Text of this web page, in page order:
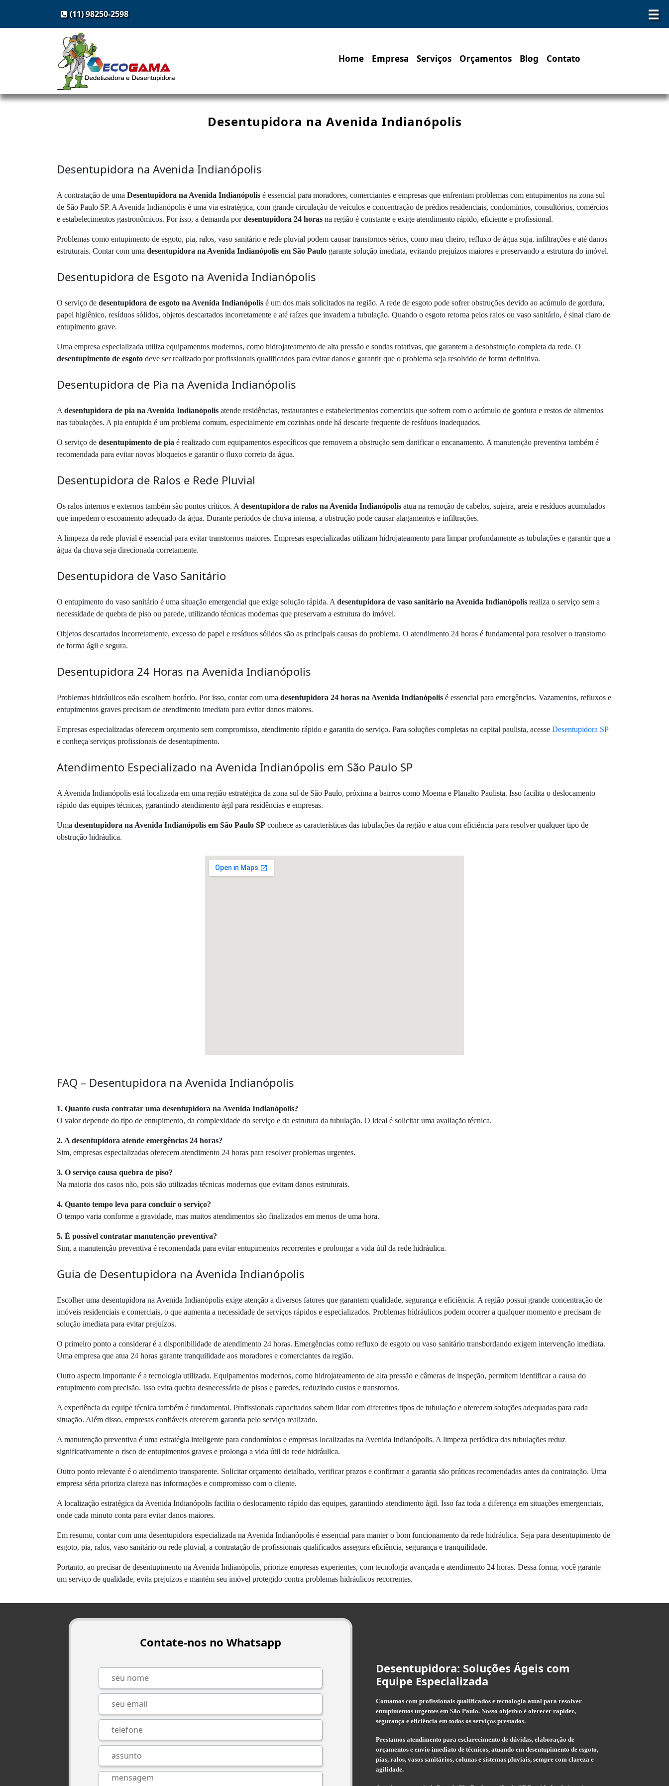
☰
(11) 98250-2598
Home Empresa Serviços Orçamentos Blog Contato
Desentupidora na Avenida Indianópolis
Desentupidora na Avenida Indianópolis
A contratação de uma Desentupidora na Avenida Indianópolis é essencial para moradores, comerciantes e empresas que enfrentam problemas com entupimentos na zona sul
de São Paulo SP. A Avenida Indianópolis é uma via estratégica, com grande circulação de veículos e concentração de prédios residenciais, condomínios, consultórios, comércios
e estabelecimentos gastronômicos. Por isso, a demanda pordesentupidora 24 horas na região é constante e exige atendimento rápido, eficiente e profissional.
Problemas como entupimento de esgoto, pia, ralos, vaso sanitário e rede pluvial podem causar transtornos sérios, como mau cheiro, refluxo de água suja, infiltrações e até danos
estruturais. Contar com uma desentupidora na Avenida Indianópolis em São Paulo garante solução imediata, evitando prejuízos maiores e preservando a estrutura do imóvel.
Desentupidora de Esgoto na Avenida Indianópolis
O serviço de desentupidora de esgoto na Avenida Indianópolis é um dos mais solicitados na região. A rede de esgoto pode sofrer obstruções devido ao acúmulo de gordura,
papel higiênico, resíduos sólidos, objetos descartados incorretamente e até raízes que invadem a tubulação. Quando o esgoto retorna pelos ralos ou vaso sanitário, é sinal claro de
entupimento grave.
Uma empresa especializada utiliza equipamentos modernos, como hidrojateamento de alta pressão e sondas rotativas, que garantem a desobstrução completa da rede. O
desentupimento de esgoto deve ser realizado por profissionais qualificados para evitar danos e garantir que o problema seja resolvido de forma definitiva.
Desentupidora de Pia na Avenida Indianópolis
A desentupidora de pia na Avenida Indianópolis atende residências, restaurantes e estabelecimentos comerciais que sofrem com o acúmulo de gordura e restos de alimentos
nas tubulações. A pia entupida é um problema comum, especialmente em cozinhas onde há descarte frequente de resíduos inadequados.
O serviço de desentupimento de pia é realizado com equipamentos específicos que removem a obstrução sem danificar o encanamento. A manutenção preventiva também é
recomendada para evitar novos bloqueios e garantir o fluxo correto da água.
Desentupidora de Ralos e Rede Pluvial
Os ralos internos e externos também são pontos críticos. A desentupidora de ralos na Avenida Indianópolis atua na remoção de cabelos, sujeira, areia e resíduos acumulados
que impedem o escoamento adequado da água. Durante períodos de chuva intensa, a obstrução pode causar alagamentos e infiltrações.
A limpeza da rede pluvial é essencial para evitar transtornos maiores. Empresas especializadas utilizam hidrojateamento para limpar profundamente as tubulações e garantir que a
água da chuva seja direcionada corretamente.
Desentupidora de Vaso Sanitário
O entupimento do vaso sanitário é uma situação emergencial que exige solução rápida. A desentupidora de vaso sanitário na Avenida Indianópolis realiza o serviço sem a
necessidade de quebra de piso ou parede, utilizando técnicas modernas que preservam a estrutura do imóvel.
Objetos descartados incorretamente, excesso de papel e resíduos sólidos são as principais causas do problema. O atendimento 24 horas é fundamental para resolver o transtorno
de forma ágil e segura.
Desentupidora 24 Horas na Avenida Indianópolis
Problemas hidráulicos não escolhem horário. Por isso, contar com uma desentupidora 24 horas na Avenida Indianópolis é essencial para emergências. Vazamentos, refluxos e
entupimentos graves precisam de atendimento imediato para evitar danos maiores.
Empresas especializadas oferecem orçamento sem compromisso, atendimento rápido e garantia do serviço. Para soluções completas na capital paulista, acesse Desentupidora SP
e conheça serviços profissionais de desentupimento.
Atendimento Especializado na Avenida Indianópolis em São Paulo SP
A Avenida Indianópolis está localizada em uma região estratégica da zona sul de São Paulo, próxima a bairros como Moema e Planalto Paulista. Isso facilita o deslocamento
rápido das equipes técnicas, garantindo atendimento ágil para residências e empresas.
Uma desentupidora na Avenida Indianópolis em São Paulo SP conhece as características das tubulações da região e atua com eficiência para resolver qualquer tipo de
obstrução hidráulica.
FAQ – Desentupidora na Avenida Indianópolis
1. Quanto custa contratar uma desentupidora na Avenida Indianópolis?
O valor depende do tipo de entupimento, da complexidade do serviço e da estrutura da tubulação. O ideal é solicitar uma avaliação técnica.
2. A desentupidora atende emergências 24 horas?
Sim, empresas especializadas oferecem atendimento 24 horas para resolver problemas urgentes.
3. O serviço causa quebra de piso?
Na maioria dos casos não, pois são utilizadas técnicas modernas que evitam danos estruturais.
4. Quanto tempo leva para concluir o serviço?
O tempo varia conforme a gravidade, mas muitos atendimentos são finalizados em menos de uma hora.
5. É possível contratar manutenção preventiva?
Sim, a manutenção preventiva é recomendada para evitar entupimentos recorrentes e prolongar a vida útil da rede hidráulica.
Guia de Desentupidora na Avenida Indianópolis
Escolher uma desentupidora na Avenida Indianópolis exige atenção a diversos fatores que garantem qualidade, segurança e eficiência. A região possui grande concentração de
imóveis residenciais e comerciais, o que aumenta a necessidade de serviços rápidos e especializados. Problemas hidráulicos podem ocorrer a qualquer momento e precisam de
solução imediata para evitar prejuízos.
O primeiro ponto a considerar é a disponibilidade de atendimento 24 horas. Emergências como refluxo de esgoto ou vaso sanitário transbordando exigem intervenção imediata.
Uma empresa que atua 24 horas garante tranquilidade aos moradores e comerciantes da região.
Outro aspecto importante é a tecnologia utilizada. Equipamentos modernos, como hidrojateamento de alta pressão e câmeras de inspeção, permitem identificar a causa do
entupimento com precisão. Isso evita quebra desnecessária de pisos e paredes, reduzindo custos e transtornos.
A experiência da equipe técnica também é fundamental. Profissionais capacitados sabem lidar com diferentes tipos de tubulação e oferecem soluções adequadas para cada
situação. Além disso, empresas confiáveis oferecem garantia pelo serviço realizado.
A manutenção preventiva é uma estratégia inteligente para condomínios e empresas localizadas na Avenida Indianópolis. A limpeza periódica das tubulações reduz
significativamente o risco de entupimentos graves e prolonga a vida útil da rede hidráulica.
Outro ponto relevante é o atendimento transparente. Solicitar orçamento detalhado, verificar prazos e confirmar a garantia são práticas recomendadas antes da contratação. Uma
empresa séria prioriza clareza nas informações e compromisso com o cliente.
A localização estratégica da Avenida Indianópolis facilita o deslocamento rápido das equipes, garantindo atendimento ágil. Isso faz toda a diferença em situações emergenciais,
onde cada minuto conta para evitar danos maiores.
Em resumo, contar com uma desentupidora especializada na Avenida Indianópolis é essencial para manter o bom funcionamento da rede hidráulica. Seja para desentupimento de
esgoto, pia, ralos, vaso sanitário ou rede pluvial, a contratação de profissionais qualificados assegura eficiência, segurança e tranquilidade.
Portanto, ao precisar de desentupimento na Avenida Indianópolis, priorize empresas experientes, com tecnologia avançada e atendimento 24 horas. Dessa forma, você garante
um serviço de qualidade, evita prejuízos e mantém seu imóvel protegido contra problemas hidráulicos recorrentes.
Desentupidora: Soluções Ágeis com
Equipe Especializada
Contamos com profissionais qualificados e tecnologia atual para resolver
entupimentos urgentes em São Paulo. Nosso objetivo é oferecer rapidez,
segurança e eficiência em todos os serviços prestados.
Prestamos atendimento para esclarecimento de dúvidas, elaboração de
orçamentos e envio imediato de técnicos, atuando em desentupimento de esgoto,
pias, ralos, vasos sanitários, colunas e sistemas pluviais, sempre com clareza e
agilidade.
Contate-nos no Whatsapp